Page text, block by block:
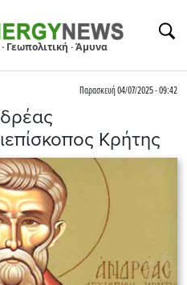
Γεωπολιτική · Άμυνα
Παρασκευή 04/07/2025 - 09:42
Κρήτης